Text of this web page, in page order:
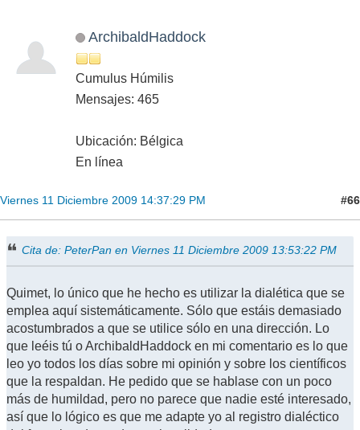
ArchibaldHaddock
Cumulus Húmilis
Mensajes: 465
Ubicación: Bélgica
En línea
Viernes 11 Diciembre 2009 14:37:29 PM #66
Cita de: PeterPan en Viernes 11 Diciembre 2009 13:53:22 PM
Quimet, lo único que he hecho es utilizar la dialética que se
emplea aquí sistemáticamente. Sólo que estáis demasiado
acostumbrados a que se utilice sólo en una dirección. Lo
que leéis tú o ArchibaldHaddock en mi comentario es lo que
leo yo todos los días sobre mi opinión y sobre los científicos
que la respaldan. He pedido que se hablase con un poco
más de humildad, pero no parece que nadie esté interesado,
así que lo lógico es que me adapte yo al registro dialéctico